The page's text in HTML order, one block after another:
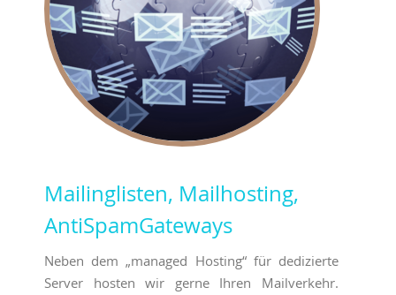
Mailinglisten, Mailhosting,
AntiSpamGateways
Neben dem „managed Hosting“ für dedizierte
Server hosten wir gerne Ihren Mailverkehr.